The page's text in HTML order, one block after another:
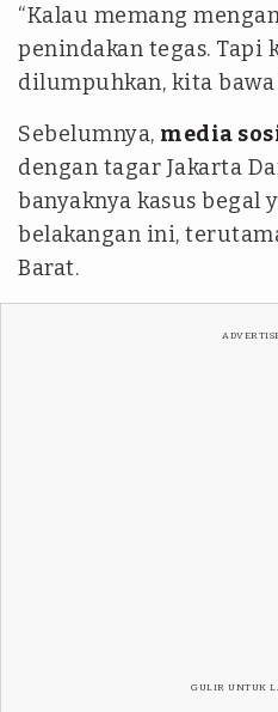
“Kalau memang
penindakan tegas. Tapi
dilumpuhkan, kita bawa
Sebelumnya, media
dengan tagar Jakarta
banyaknya kasus begal
belakangan ini,
Barat.
GULIR UNTUK